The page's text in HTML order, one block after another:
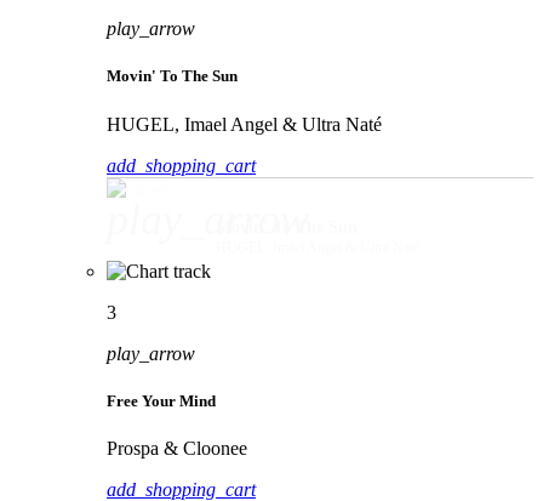
play_arrow
Movin' To The Sun
HUGEL, Imael Angel & Ultra Naté
add_shopping_cart
3
play_arrow
Free Your Mind
Prospa & Cloonee
add_shopping_cart